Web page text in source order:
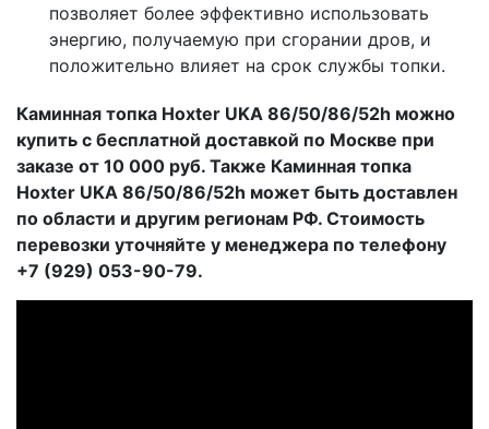
позволяет более эффективно использовать
энергию, получаемую при сгорании дров, и
положительно влияет на срок службы топки.
Каминная топка Hoxter UKA 86/50/86/52h можно
купить с бесплатной доставкой по Москве при
заказе от 10 000 руб. Также Каминная топка
Hoxter UKA 86/50/86/52h может быть доставлен
по области и другим регионам РФ. Стоимость
перевозки уточняйте у менеджера по телефону
+7 (929) 053-90-79.